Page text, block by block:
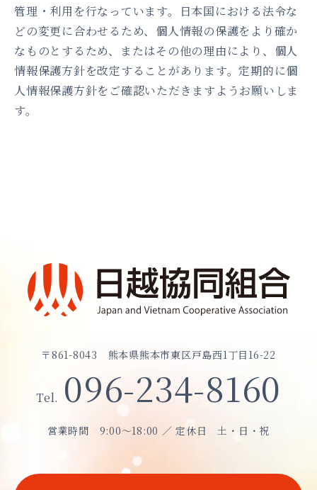
管理・利用を行なっています。日本国における法令な
どの変更に合わせるため、個人情報の保護をより確か
なものとするため、またはその他の理由により、個人
情報保護方針を改定することがあります。定期的に個
人情報保護方針をご確認いただきますようお願いしま
す。
〒861-8043 熊本県熊本市東区戸島西1丁目16-22
Tel. 096-234-8160
営業時間 9:00〜18:00 ／ 定休日 土・日・祝